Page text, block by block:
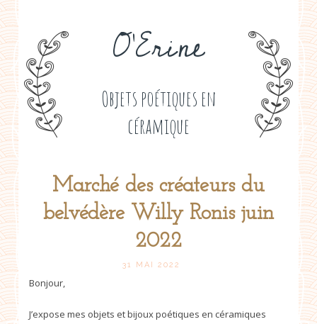
O'Erine
Objets poétiques en
céramique
Marché des créateurs du
belvédère Willy Ronis juin
2022
31 MAI 2022
Bonjour,
J’expose mes objets et bijoux poétiques en céramiques
Post
navigation